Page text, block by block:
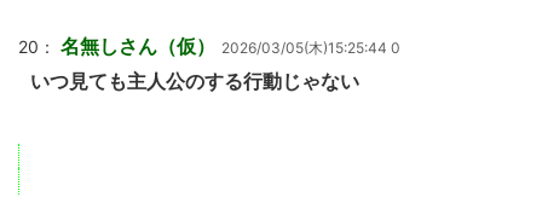
20： 名無しさん（仮） 2026/03/05(木)15:25:44 0
いつ見ても主人公のする行動じゃない